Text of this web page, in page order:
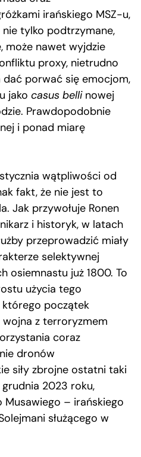
irańskiego MSZ-u,
tylko podtrzymane,
może nawet wyjdzie
proxy, nietrudno
dać porwać się emocjom,
jako casus bellinowej
Prawdopodobnie
i ponad miarę
wątpliwości od
fakt, że nie jest to
Jak przywołuje Ronen
i historyk, w latach
przeprowadzić miały
selektywnej
osiemnastu już 1800. To
użycia tego
którego początek
z terroryzmem
coraz
dronów
siły zbrojne ostatni taki
2023 roku,
Musawiego – irańskiego
służącego w